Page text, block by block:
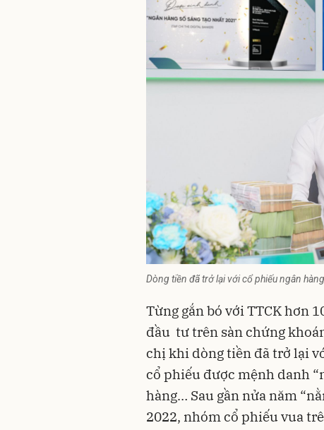
Dòng tiền đã trở lại với cổ phiếu ngân
Từng gắn bó với TTCK hơn
đầu tư trên sàn chứng
chị khi dòng tiền đã trở lại
cổ phiếu được mệnh danh
hàng… Sau gần nửa năm
2022, nhóm cổ phiếu vua